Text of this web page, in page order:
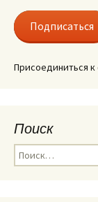
Подписаться
Присоединиться
Поиск
Найти: